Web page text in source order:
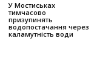
У Мостиськах
тимчасово
призупинять
водопостачання через
каламутність води